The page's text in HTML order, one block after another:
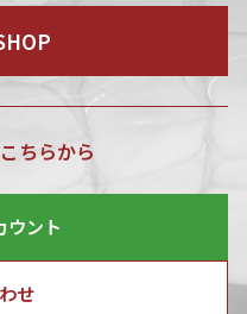
ちらから
ウント
せ